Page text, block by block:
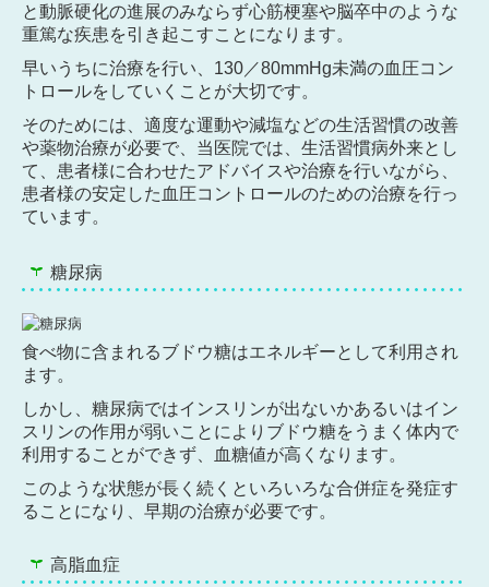
と動脈硬化の進展のみならず心筋梗塞や脳卒中のような
重篤な疾患を引き起こすことになります。
早いうちに治療を行い、130／80mmHg未満の血圧コン
トロールをしていくことが大切です。
そのためには、適度な運動や減塩などの生活習慣の改善
や薬物治療が必要で、当医院では、生活習慣病外来とし
て、患者様に合わせたアドバイスや治療を行いながら、
患者様の安定した血圧コントロールのための治療を行っ
ています。
糖尿病
食べ物に含まれるブドウ糖はエネルギーとして利用され
ます。
しかし、糖尿病ではインスリンが出ないかあるいはイン
スリンの作用が弱いことによりブドウ糖をうまく体内で
利用することができず、血糖値が高くなります。
このような状態が長く続くといろいろな合併症を発症す
ることになり、早期の治療が必要です。
高脂血症